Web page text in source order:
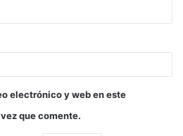
electrónico y web en este
que comente.